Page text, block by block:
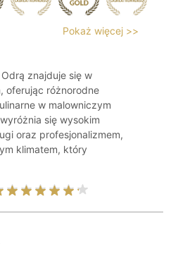
Pokaż więcej >>
znajduje się w
oferując różnorodne
w malowniczym
się wysokim
oraz profesjonalizmem,
klimatem, który